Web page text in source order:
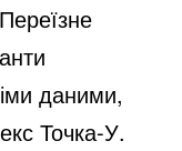
даними,
Точка-У.